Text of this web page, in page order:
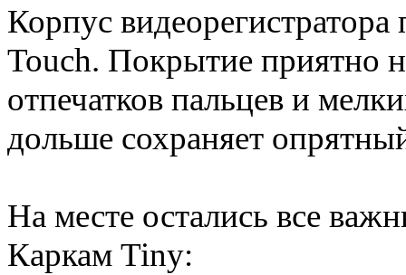
Корпус
Touch. Покрытие приятно
отпечатков пальцев и
дольше сохраняет
На месте остались все
Каркам Tiny: